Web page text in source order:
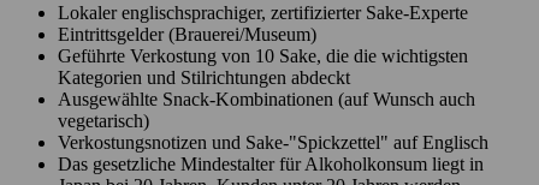
Lokaler englischsprachiger, zertifizierter Sake-Experte
Eintrittsgelder (Brauerei/Museum)
Geführte Verkostung von 10 Sake, die die wichtigsten
Kategorien und Stilrichtungen abdeckt
Ausgewählte Snack-Kombinationen (auf Wunsch auch
vegetarisch)
Verkostungsnotizen und Sake-"Spickzettel" auf Englisch
Das gesetzliche Mindestalter für Alkoholkonsum liegt in